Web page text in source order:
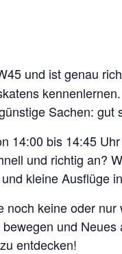
und ist genau
Sachen:
14:00 bis 14:45
und richtig an?
kleine Ausflüge
keine oder
und
entdecken!